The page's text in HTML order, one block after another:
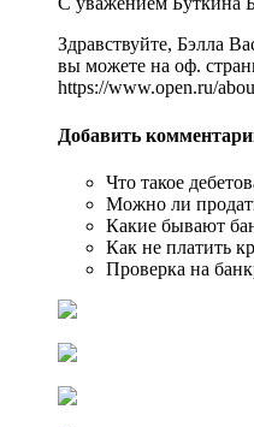
Здравствуйте, Бэлла
вы можете на оф.
https://www.open.ru/
Добавить
Что такое
Можно ли
Какие бывают
Как не платить
Проверка на